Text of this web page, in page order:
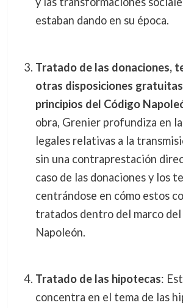
estaban dando en su época.
Tratado de las donaciones,
otras disposiciones
principios del Código
obra, Grenier profundiza en
legales relativas a la
sin una contraprestación
caso de las donaciones y los
centrándose en cómo estos
tratados dentro del marco
Napoleón.
Tratado de las hipotecas:
concentra en el tema de las